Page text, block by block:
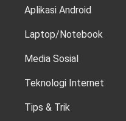
Aplikasi Android
Laptop/Notebook
Media Sosial
Teknologi Internet
Tips & Trik